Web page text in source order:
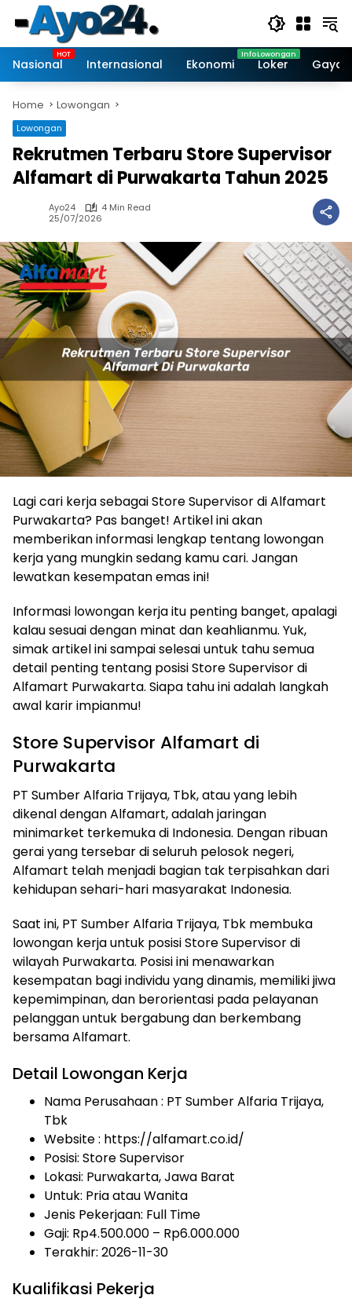
content
Nasional
Internasional Ekonomi Loker Gaya
Home Lowongan
Lowongan
Rekrutmen Terbaru Store Supervisor
Alfamart di Purwakarta Tahun 2025
Ayo24
4 Min Read
25/07/2026
Lagi cari kerja sebagai Store Supervisor di Alfamart
Purwakarta? Pas banget! Artikel ini akan
memberikan informasi lengkap tentang lowongan
kerja yang mungkin sedang kamu cari. Jangan
lewatkan kesempatan emas ini!
Informasi lowongan kerja itu penting banget, apalagi
kalau sesuai dengan minat dan keahlianmu. Yuk,
simak artikel ini sampai selesai untuk tahu semua
detail penting tentang posisi Store Supervisor di
Alfamart Purwakarta. Siapa tahu ini adalah langkah
awal karir impianmu!
Store Supervisor Alfamart di
Purwakarta
PT Sumber Alfaria Trijaya, Tbk, atau yang lebih
dikenal dengan Alfamart, adalah jaringan
minimarket terkemuka di Indonesia. Dengan ribuan
gerai yang tersebar di seluruh pelosok negeri,
Alfamart telah menjadi bagian tak terpisahkan dari
kehidupan sehari-hari masyarakat Indonesia.
Saat ini, PT Sumber Alfaria Trijaya, Tbk membuka
lowongan kerja untuk posisi Store Supervisor di
wilayah Purwakarta. Posisi ini menawarkan
kesempatan bagi individu yang dinamis, memiliki jiwa
kepemimpinan, dan berorientasi pada pelayanan
pelanggan untuk bergabung dan berkembang
bersama Alfamart.
Detail Lowongan Kerja
Nama Perusahaan : PT Sumber Alfaria Trijaya,
Tbk
Website : https://alfamart.co.id/
Posisi: Store Supervisor
Lokasi: Purwakarta, Jawa Barat
Untuk: Pria atau Wanita
Jenis Pekerjaan: Full Time
Gaji: Rp4.500.000 – Rp6.000.000
Terakhir: 2026-11-30
Kualifikasi Pekerja